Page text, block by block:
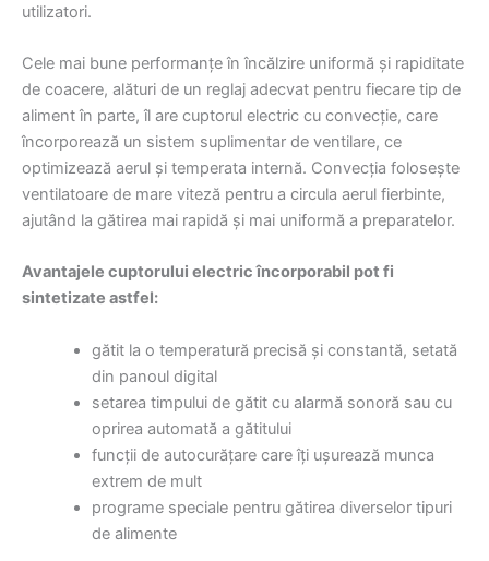
utilizatori.
Cele mai bune performanțe în încălzire uniformă și rapiditate
de coacere, alături de un reglaj adecvat pentru fiecare tip de
aliment în parte, îl are cuptorul electric cu convecție, care
încorporează un sistem suplimentar de ventilare, ce
optimizează aerul și temperata internă. Convecția folosește
ventilatoare de mare viteză pentru a circula aerul fierbinte,
ajutând la gătirea mai rapidă și mai uniformă a preparatelor.
Avantajele cuptorului electric încorporabil pot fi
sintetizate astfel:
gătit la o temperatură precisă și constantă, setată
din panoul digital
setarea timpului de gătit cu alarmă sonoră sau cu
oprirea automată a gătitului
funcții de autocurățare care îți ușurează munca
extrem de mult
programe speciale pentru gătirea diverselor tipuri
de alimente